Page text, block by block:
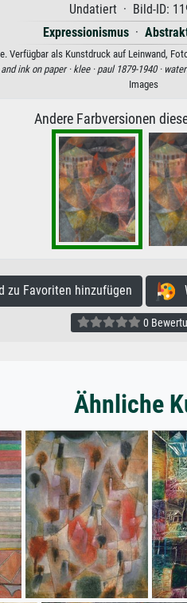
Undatiert · Bild-ID:
Expressionismus·
Verfügbar als Kunstdruck auf Leinwand,
ink on paper ·klee · paul 1879-1940 ·
Images
Andere Farbversionen
Favoriten hinzufügen
0
Ähnliche